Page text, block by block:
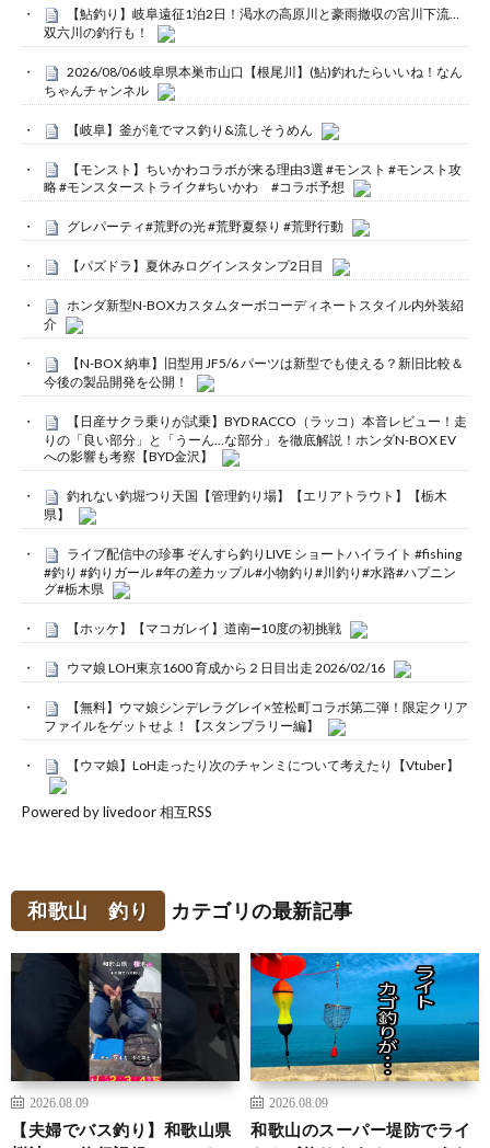
【鮎釣り】岐阜遠征1泊2日！渇水の高原川と豪雨撤収の宮川下流…
双六川の釣行も！
2026/08/06 岐阜県本巣市山口【根尾川】(鮎)釣れたらいいね！なん
ちゃんチャンネル
【岐阜】釜が滝でマス釣り&流しそうめん
【モンスト】ちいかわコラボが来る理由3選 #モンスト #モンスト攻
略 #モンスターストライク#ちいかわ #コラボ予想
グレパーティ#荒野の光 #荒野夏祭り #荒野行動
【パズドラ】夏休みログインスタンプ2日目
ホンダ新型N-BOXカスタムターボコーディネートスタイル内外装紹
介
【N-BOX 納車】旧型用 JF5/6 パーツは新型でも使える？新旧比較＆
今後の製品開発を公開！
【日産サクラ乗りが試乗】BYD RACCO（ラッコ）本音レビュー！走
りの「良い部分」と「うーん…な部分」を徹底解説！ホンダN-BOX EV
への影響も考察【BYD金沢】
釣れない釣堀つり天国【管理釣り場】【エリアトラウト】【栃木
県】
ライブ配信中の珍事 ぞんすら釣りLIVE ショートハイライト #fishing
#釣り #釣りガール #年の差カップル#小物釣り#川釣り#水路#ハプニン
グ#栃木県
【ホッケ】【マコガレイ】道南➖10度の初挑戦
ウマ娘 LOH東京1600 育成から２日目出走 2026/02/16
【無料】ウマ娘シンデレラグレイ×笠松町コラボ第二弾！限定クリア
ファイルをゲットせよ！【スタンプラリー編】
【ウマ娘】LoH走ったり次のチャンミについて考えたり【Vtuber】
Powered by livedoor 相互RSS
和歌山 釣り カテゴリの最新記事
2026.08.09
【夫婦でバス釣り】和歌山県
2026.08.09
和歌山のスーパー堤防でライ